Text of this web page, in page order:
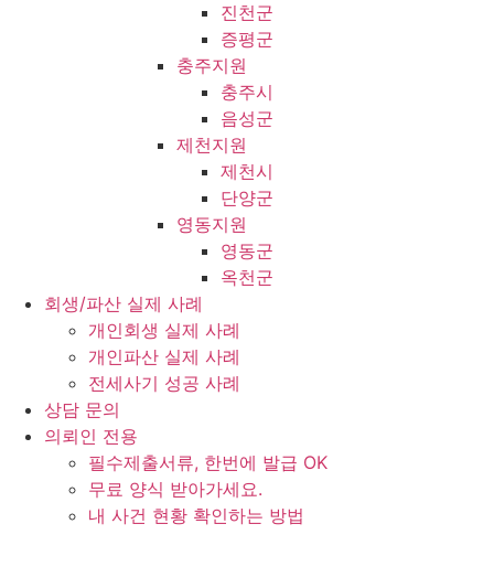
진천군
증평군
충주지원
충주시
음성군
제천지원
제천시
단양군
영동지원
영동군
옥천군
회생/파산 실제 사례
개인회생 실제 사례
개인파산 실제 사례
전세사기 성공 사례
상담 문의
의뢰인 전용
필수제출서류, 한번에 발급 OK
무료 양식 받아가세요.
내 사건 현황 확인하는 방법